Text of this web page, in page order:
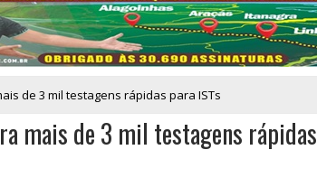
de 3 mil testagens rápidas para ISTs
mais de 3 mil testagens rápidas